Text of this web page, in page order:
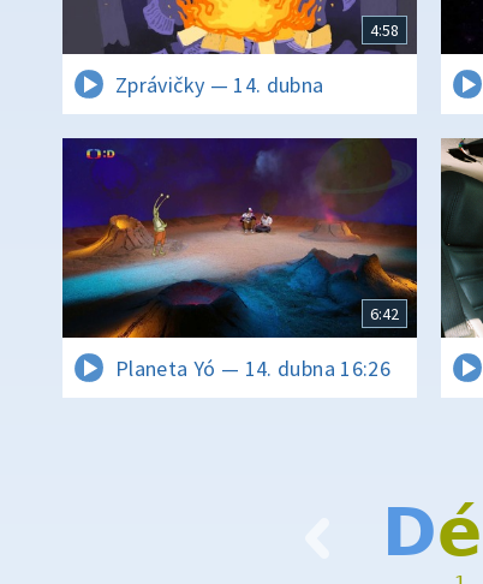
4:58
Zprávičky — 14. dubna
6:42
Planeta Yó — 14. dubna 16:26
Dé